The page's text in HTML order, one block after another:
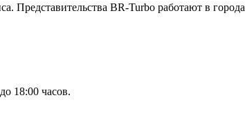
Представительства BR-Turbo работают в
18:00 часов.